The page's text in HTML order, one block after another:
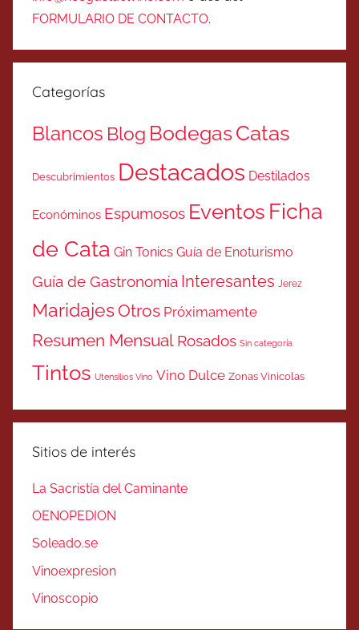
FORMULARIO DE CONTACTO.
Categorías
Blancos Blog BodegasCatas
Descubrimientos Destacados Destilados
Económinos Espumosos Eventos Ficha
de Cata Gin Tonics Guía de Enoturismo
Guía de Gastronomía Interesantes Jerez
MaridajesOtros Próximamente
Resumen Mensual Rosados Sin categoría
Tintos Utensilios Vino Vino Dulce Zonas Vinicolas
Sitios de interés
La Sacristía del Caminante
OENOPEDION
Soleado.se
Vinoexpresion
Vinoscopio